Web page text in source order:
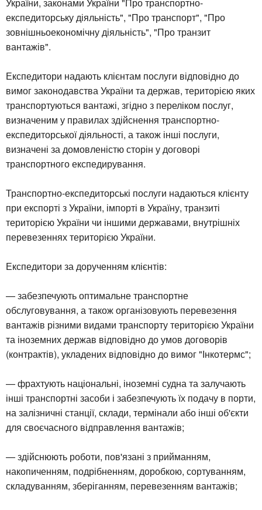
експедиторську діяльність", "Про транспорт", "Про
зовнішньоекономічну діяльність", "Про транзит
вантажів".
Експедитори надають клієнтам послуги відповідно до
вимог законодавства України та держав, територією яких
транспортуються вантажі, згідно з переліком послуг,
визначеним у правилах здійснення транспортно-
експедиторської діяльності, а також інші послуги,
визначені за домовленістю сторін у договорі
транспортного експедирування.
Транспортно-експедиторські послуги надаються клієнту
при експорті з України, імпорті в Україну, транзиті
територією України чи іншими державами, внутрішніх
перевезеннях територією України.
Експедитори за дорученням клієнтів:
— забезпечують оптимальне транспортне
обслуговування, а також організовують перевезення
вантажів різними видами транспорту територією України
та іноземних держав відповідно до умов договорів
(контрактів), укладених відповідно до вимог "Інкотермс";
— фрахтують національні, іноземні судна та залучають
інші транспортні засоби і забезпечують їх подачу в порти,
на залізничні станції, склади, термінали або інші об'єкти
для своєчасного відправлення вантажів;
— здійснюють роботи, пов'язані з прийманням,
накопиченням, подрібненням, доробкою, сортуванням,
складуванням, зберіганням, перевезенням вантажів;